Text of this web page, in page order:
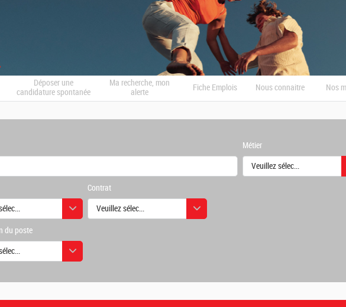
Déposer une
candidature spontanée
Ma recherche, mon
alerte
Fiche Emplois Nous connaitre Nos
Métier
Veuillez sélectionner une ou
une ou des valeurs
Contrat
Veuillez sélectionner une ou des valeurs
du poste
une ou des valeurs